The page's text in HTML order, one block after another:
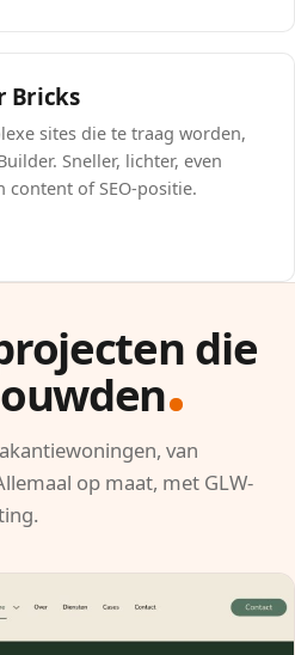
Bricks
sites die te traag worden,
Sneller, lichter, even
content of SEO-positie.
die
van
op maat, met GLW-